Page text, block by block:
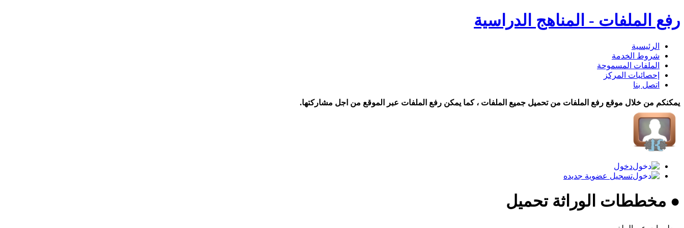
رفع الملفات - المناهج الدراسية
الرئيسية
شروط الخدمة
الملفات المسموحة
إحصائيات المركز
اتصل بنا
يمكنكم من خلال موقع رفع الملفات من تحميل جميع الملفات ، كما يمكن رفع الملفات عبر الموقع من اجل مشاركتها.
دخول
تسجيل عضوية جديده
● مخططات الوراثة تحميل